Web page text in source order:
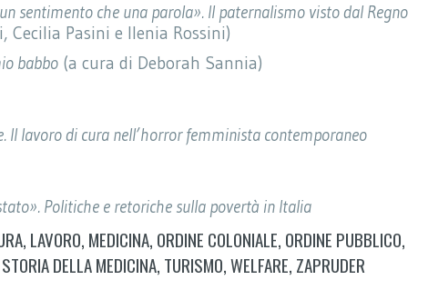
sentimento che una parola». Il paternalismo visto dal Regno
Pasini e Ilenia Rossini)
babbo (a cura di Deborah Sannia)
Il lavoro di cura nell’horror femminista contemporaneo
Politiche e retoriche sulla povertà in Italia
, LAVORO, MEDICINA, ORDINE COLONIALE, ORDINE PUBBLICO,
STORIA DELLA MEDICINA, TURISMO,WELFARE, ZAPRUDER